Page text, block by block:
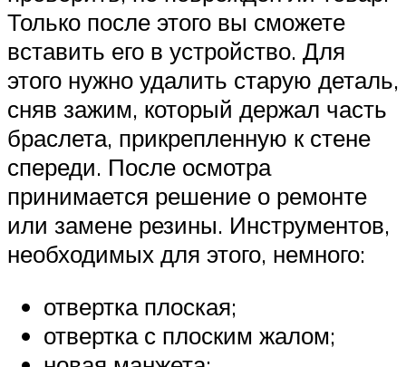
Только после этого вы сможете
вставить его в устройство. Для
этого нужно удалить старую деталь,
сняв зажим, который держал часть
браслета, прикрепленную к стене
спереди. После осмотра
принимается решение о ремонте
или замене резины. Инструментов,
необходимых для этого, немного:
отвертка плоская;
отвертка с плоским жалом;